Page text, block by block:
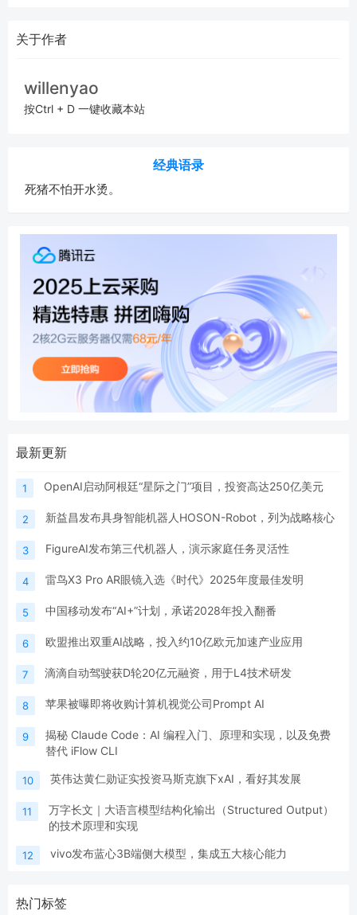
关于作者
willenyao
按Ctrl + D 一键收藏本站
经典语录
死猪不怕开水烫。
最新更新
1 OpenAI启动阿根廷“星际之门”项目，投资高达250亿美元
2 新益昌发布具身智能机器人HOSON-Robot，列为战略核心
3 FigureAI发布第三代机器人，演示家庭任务灵活性
4 雷鸟X3 Pro AR眼镜入选《时代》2025年度最佳发明
5 中国移动发布“AI+”计划，承诺2028年投入翻番
6 欧盟推出双重AI战略，投入约10亿欧元加速产业应用
7 滴滴自动驾驶获D轮20亿元融资，用于L4技术研发
8 苹果被曝即将收购计算机视觉公司Prompt AI
9
揭秘 Claude Code：AI 编程入门、原理和实现，以及免费
替代 iFlow CLI
10 英伟达黄仁勋证实投资马斯克旗下xAI，看好其发展
11
万字长文｜大语言模型结构化输出（Structured Output）
的技术原理和实现
12 vivo发布蓝心3B端侧大模型，集成五大核心能力
热门标签